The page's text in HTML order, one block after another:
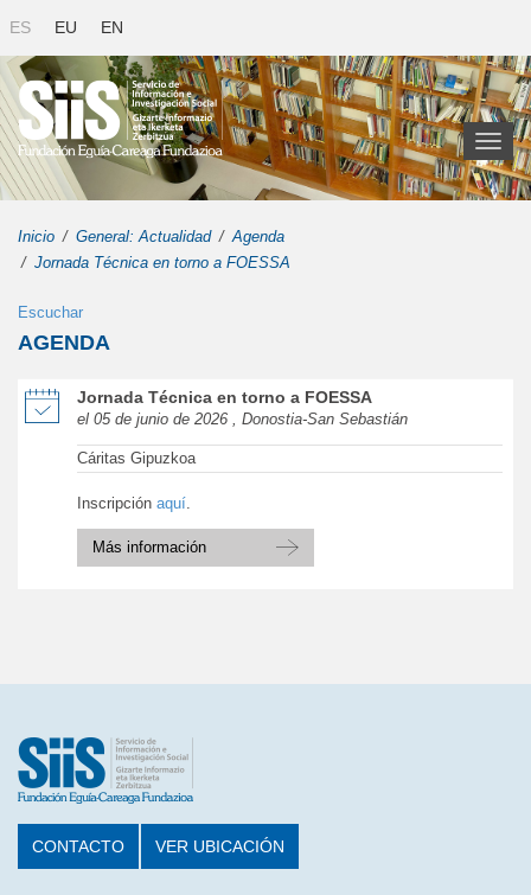
ES EU EN
Toggle
Inicio General: Actualidad
Agenda
Jornada Técnica en torno a FOESSA
Escuchar
AGENDA
Jornada Técnica en torno a FOESSA
el 05 de junio de 2026 , Donostia-San Sebastián
Cáritas Gipuzkoa
Inscripción aquí.
Más información
de Jornada Técnica en torno a FOESSA en una nueva ventana
CONTACTO VER UBICACIÓN